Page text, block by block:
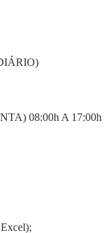
08:00h A 17:00h